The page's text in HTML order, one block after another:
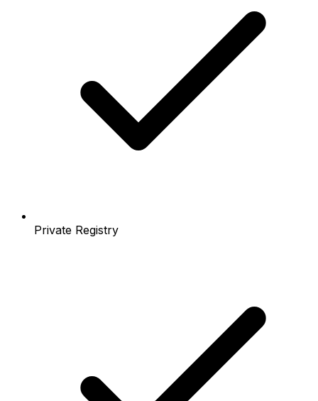
Private Registry